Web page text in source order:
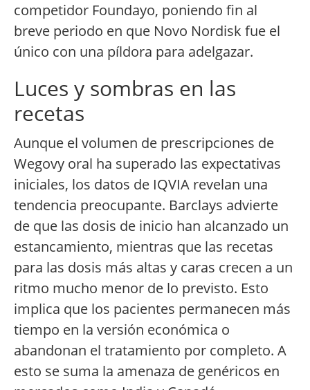
competidor Foundayo, poniendo fin al
breve periodo en que Novo Nordisk fue el
único con una píldora para adelgazar.
Luces y sombras en las
recetas
Aunque el volumen de prescripciones de
Wegovy oral ha superado las expectativas
iniciales, los datos de IQVIA revelan una
tendencia preocupante. Barclays advierte
de que las dosis de inicio han alcanzado un
estancamiento, mientras que las recetas
para las dosis más altas y caras crecen a un
ritmo mucho menor de lo previsto. Esto
implica que los pacientes permanecen más
tiempo en la versión económica o
abandonan el tratamiento por completo. A
esto se suma la amenaza de genéricos en